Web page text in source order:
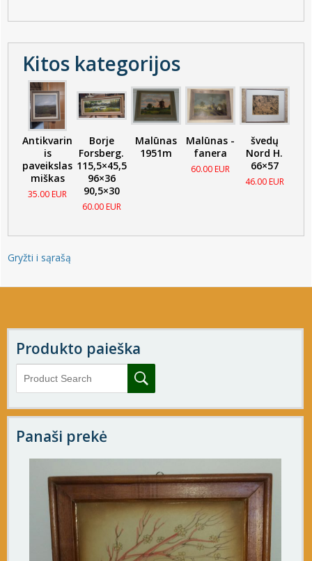
Kitos kategorijos
Antikvarin
is
paveikslas
miškas
35.00 EUR
Borje
Forsberg.
115,5×45,5
96×36
90,5×30
60.00 EUR
Malūnas
1951m
Malūnas -
fanera
60.00 EUR
švedų
Nord H.
66×57
46.00 EUR
Gryžti i sąrašą
Produkto paieška
Panaši prekė